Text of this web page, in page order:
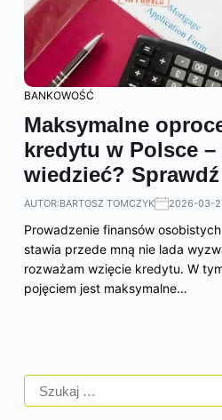
BANKOWOŚĆ
Maksymalne
kredytu w Polsce
wiedzieć?
AUTOR:BARTOSZ TOMCZYK 2026-03-
Prowadzenie finansów
stawia przede mną nie lada
rozważam wzięcie kredytu. W
pojęciem jest maksymalne…